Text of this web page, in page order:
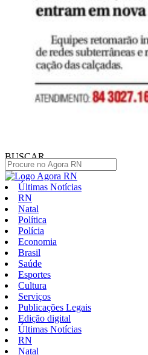
BUSCAR
Últimas Notícias
RN
Natal
Política
Polícia
Economia
Brasil
Saúde
Esportes
Cultura
Serviços
Publicações Legais
Edição digital
Últimas Notícias
RN
Natal